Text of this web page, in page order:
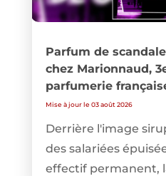
Parfum de
chez Marionnaud,
parfumerie
Mise à jour le 03 août 2026
Derrière l'image
des salariées
effectif permanent,